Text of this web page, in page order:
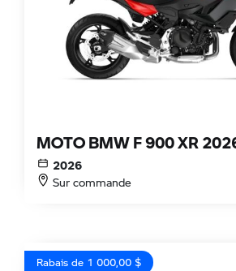
MOTO BMW F 900 XR
2026
Sur commande
Rabais de 1 000,00 $